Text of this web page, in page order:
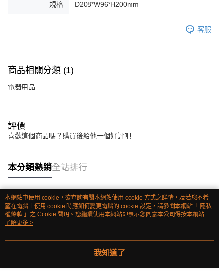
規格 D208*W96*H200mm
客服
商品相關分類 (1)
電器用品
評價
喜歡這個商品嗎？購買後給他一個好評吧
本分類熱銷全站排行
熱門標籤
本網站中使用 cookie，欲查詢有關本網站使用 cookie 方式之詳情，及若您不希
望在電腦上使用 cookie 時應如何變更電腦的 cookie 設定，請參閱本網站「 隱私
權條款 」之 Cookie 聲明。您繼續使用本網站即表示您同意本公司得按本網站使
用條款之 Cookie 聲明使用 cookie。
了解更多 >
我知道了